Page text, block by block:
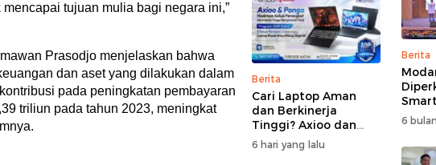
tujuan mulia bagi negara ini,”
Prasodjo menjelaskan bahwa
dan aset yang dilakukan dalam
pada peningkatan pembayaran
triliun pada tahun 2023, meningkat
Berita
Cari Laptop Aman
dan Berkinerja
Tinggi? Axioo dan
Pongo Punya Solusi
dengan Garansi
6 hari yang lalu
Berita
6